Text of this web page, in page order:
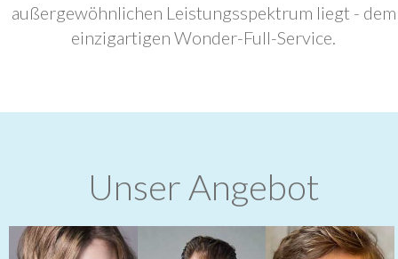
außergewöhnlichen Leistungsspektrum liegt - dem
einzigartigen Wonder-Full-Service.
Unser Angebot